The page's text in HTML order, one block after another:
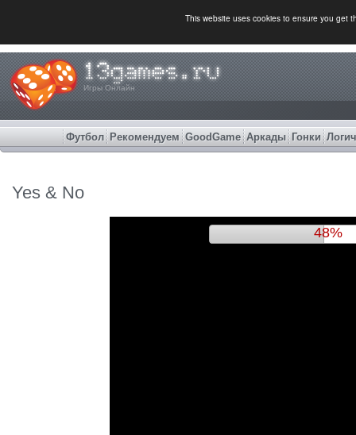
This website uses cookies to ensure you get
Игры Онлайн
Футбол Рекомендуем GoodGame Аркады Гонки
Yes & No
51%